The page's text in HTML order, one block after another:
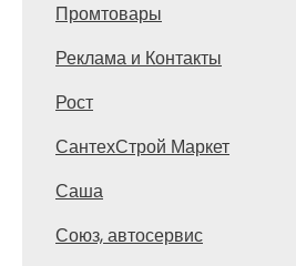
Промтовары
Реклама и Контакты
Рост
СантехСтрой Маркет
Саша
Союз, автосервис